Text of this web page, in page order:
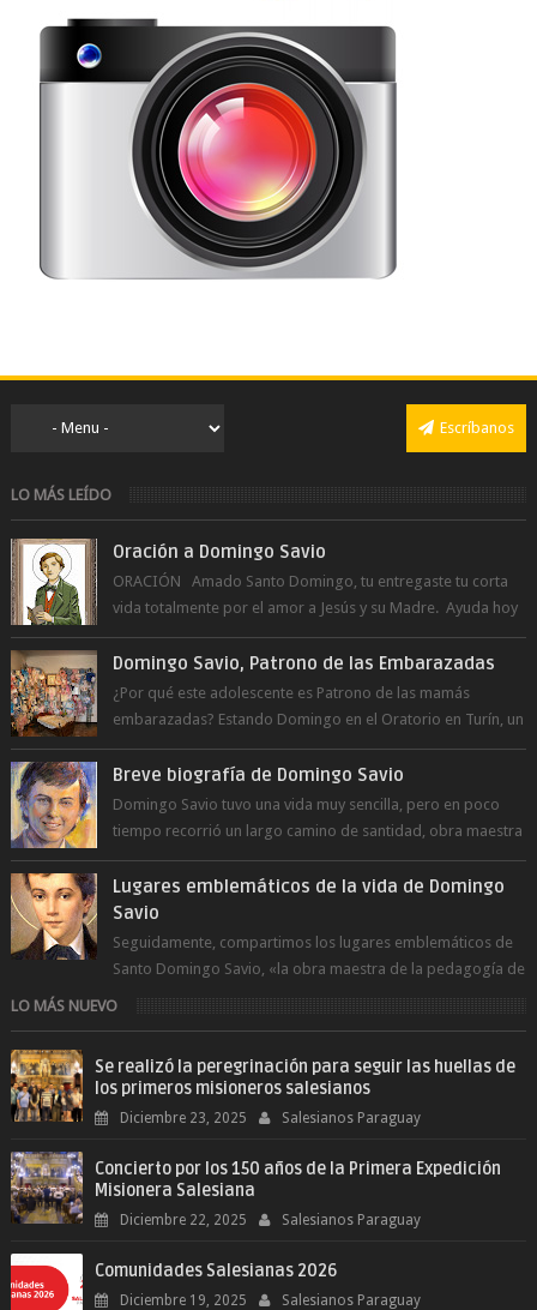
Escríbanos
LO MÁS LEÍDO
Oración a Domingo Savio
ORACIÓN Amado Santo Domingo, tu entregaste tu corta
vida totalmente por el amor a Jesús y su Madre. Ayuda hoy
a la juventud para ...
Domingo Savio, Patrono de las Embarazadas
¿Por qué este adolescente es Patrono de las mamás
embarazadas? Estando Domingo en el Oratorio en Turín, un
día le pide a Don Bosco...
Breve biografía de Domingo Savio
Domingo Savio tuvo una vida muy sencilla, pero en poco
tiempo recorrió un largo camino de santidad, obra maestra
del Espíritu Santo y fr...
Lugares emblemáticos de la vida de Domingo
Savio
Seguidamente, compartimos los lugares emblemáticos de
Santo Domingo Savio, «la obra maestra de la pedagogía de
Don Bosco». San Giovann...
LO MÁS NUEVO
Se realizó la peregrinación para seguir las huellas de
los primeros misioneros salesianos
Diciembre 23, 2025 Salesianos Paraguay
Concierto por los 150 años de la Primera Expedición
Misionera Salesiana
Diciembre 22, 2025 Salesianos Paraguay
Comunidades Salesianas 2026
Diciembre 19, 2025 Salesianos Paraguay